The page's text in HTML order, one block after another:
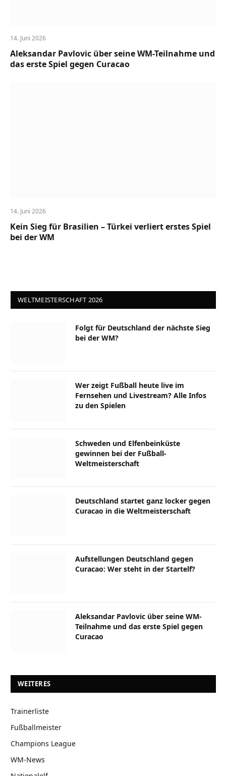
14. Juni 2026
Aleksandar Pavlovic über seine WM-Teilnahme und
das erste Spiel gegen Curacao
14. Juni 2026
Kein Sieg für Brasilien – Türkei verliert erstes Spiel
bei der WM
WELTMEISTERSCHAFT 2026
Folgt für Deutschland der nächste Sieg
bei der WM?
Wer zeigt Fußball heute live im
Fernsehen und Livestream? Alle Infos
zu den Spielen
Schweden und Elfenbeinküste
gewinnen bei der Fußball-
Weltmeisterschaft
Deutschland startet ganz locker gegen
Curacao in die Weltmeisterschaft
Aufstellungen Deutschland gegen
Curacao: Wer steht in der Startelf?
Aleksandar Pavlovic über seine WM-
Teilnahme und das erste Spiel gegen
Curacao
WEITERES
Trainerliste
Fußballmeister
Champions League
WM-News